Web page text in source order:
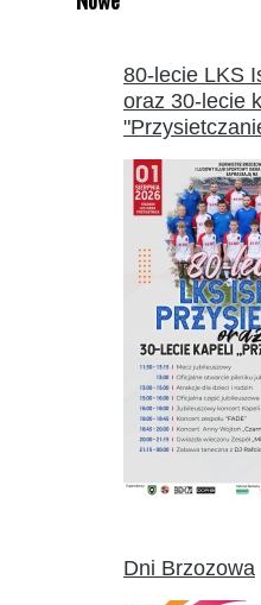
80-lecie LKS
oraz 30-lecie
Dni Brzozowa